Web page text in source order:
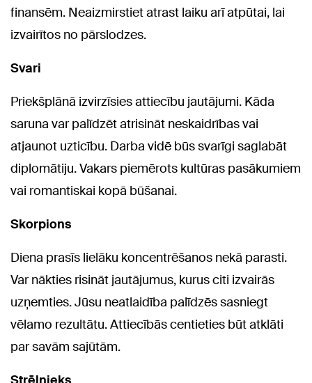
finansēm. Neaizmirstiet atrast laiku arī atpūtai, lai
izvairītos no pārslodzes.
Svari
Priekšplānā izvirzīsies attiecību jautājumi. Kāda
saruna var palīdzēt atrisināt neskaidrības vai
atjaunot uzticību. Darba vidē būs svarīgi saglabāt
diplomātiju. Vakars piemērots kultūras pasākumiem
vai romantiskai kopā būšanai.
Skorpions
Diena prasīs lielāku koncentrēšanos nekā parasti.
Var nākties risināt jautājumus, kurus citi izvairās
uzņemties. Jūsu neatlaidība palīdzēs sasniegt
vēlamo rezultātu. Attiecībās centieties būt atklāti
par savām sajūtām.